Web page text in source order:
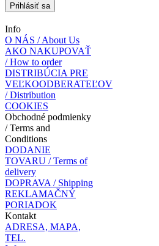
Prihlásiť sa
Info
O NÁS / About Us
AKO NAKUPOVAŤ
/ How to order
DISTRIBÚCIA PRE
VEĽKOODBERATEĽOV
/ Distribution
COOKIES
Obchodné podmienky
/ Terms and
Conditions
DODANIE
TOVARU / Terms of
delivery
DOPRAVA / Shipping
REKLAMAČNÝ
PORIADOK
Kontakt
ADRESA, MAPA,
TEL.